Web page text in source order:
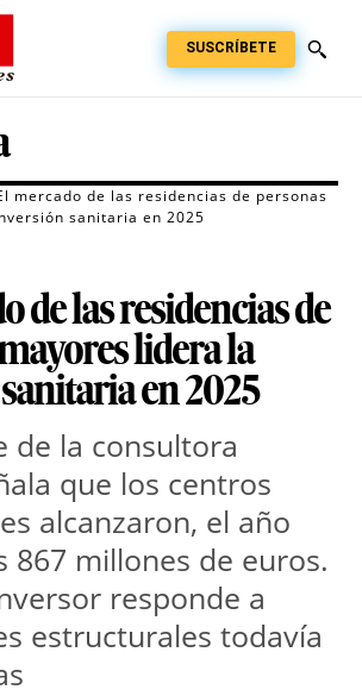
SUSCRÍBETE
mercado de las residencias de personas
sanitaria en 2025
de las residencias de
lidera la
en 2025
de la consultora
que los centros
alcanzaron, el año
867 millones de euros.
responde a
estructurales todavía